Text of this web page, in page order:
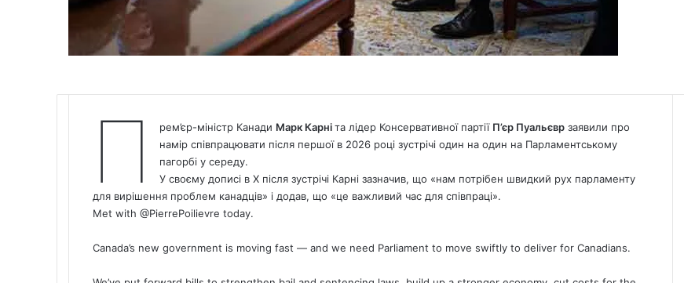
П рем’єр-міністр Канади Марк Карніта лідер Консервативної партії П’єр Пуальєврзаявили про
намір співпрацювати після першої в 2026 році зустрічі один на один на Парламентському
пагорбі у середу.
У своєму дописі в X після зустрічі Карні зазначив, що «нам потрібен швидкий рух парламенту
для вирішення проблем канадців» і додав, що «це важливий час для співпраці».
Met with @PierrePoilievre today.
Canada’s new government is moving fast — and we need Parliament to move swiftly to deliver for Canadians.